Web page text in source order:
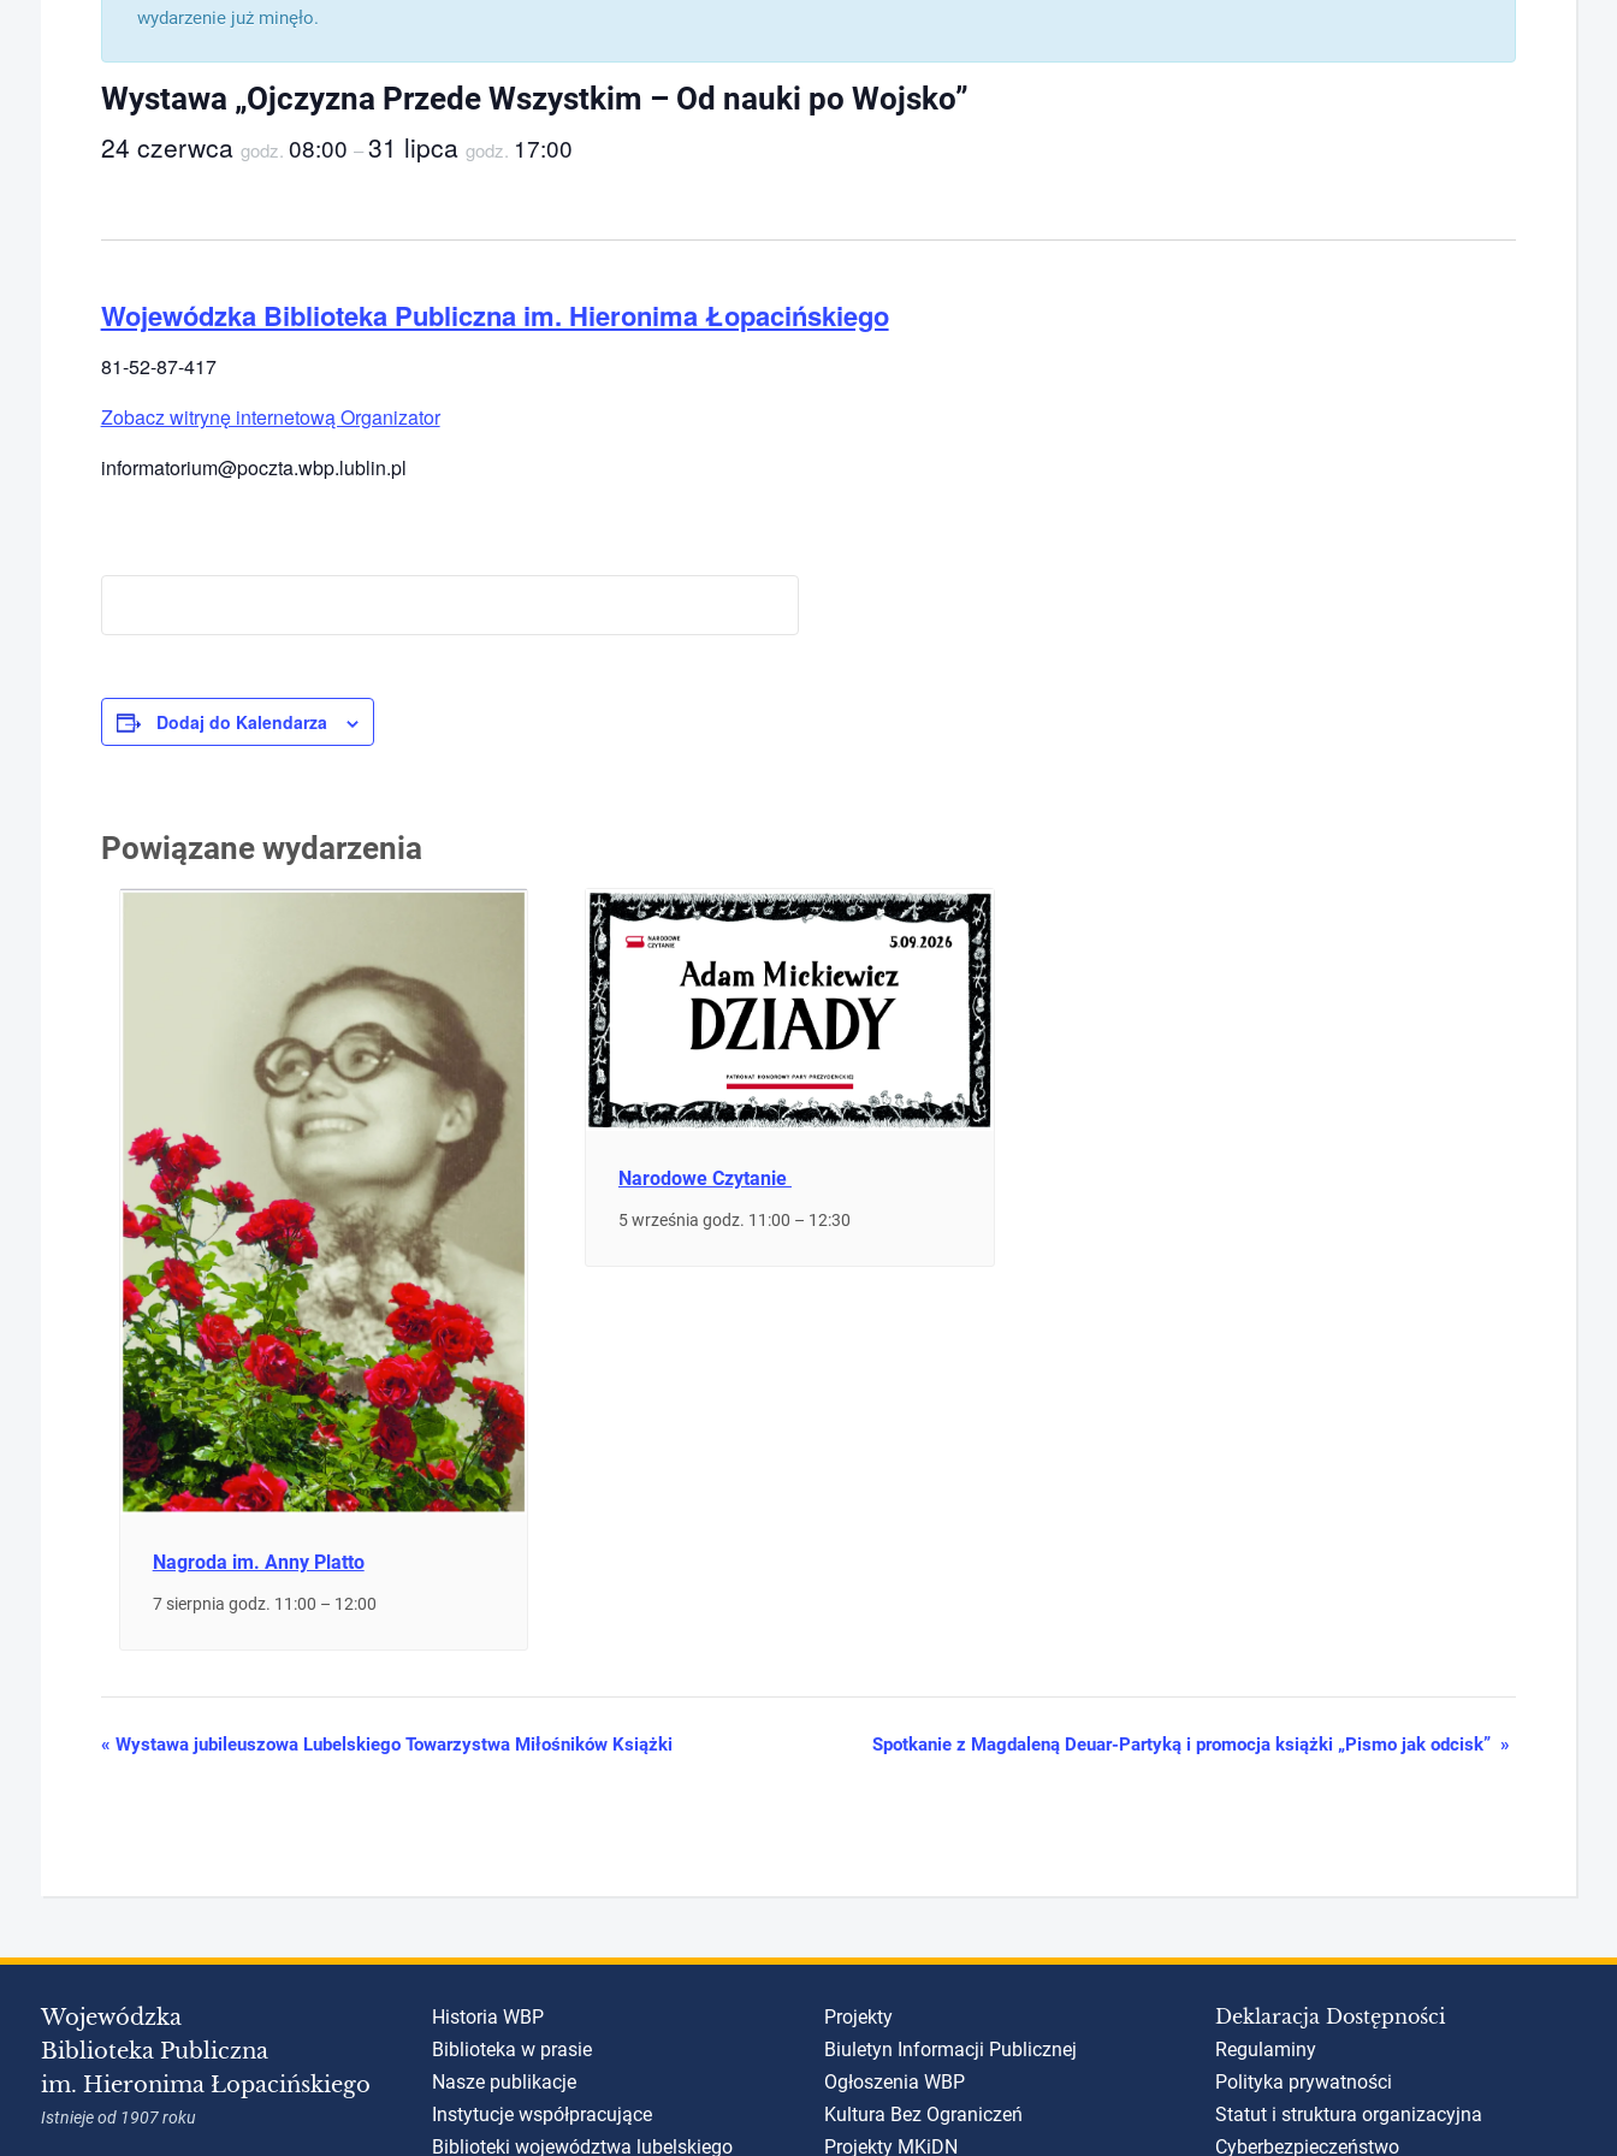
wydarzenie już minęło.
Wystawa „Ojczyzna Przede Wszystkim – Od nauki po Wojsko”
24 czerwca godz. 08:00 –31 lipca godz. 17:00
Wojewódzka Biblioteka Publiczna im. Hieronima Łopacińskiego
81-52-87-417
Zobacz witrynę internetową Organizator
informatorium@poczta.wbp.lublin.pl
Dodaj do Kalendarza
Powiązane wydarzenia
Nagroda im. Anny Platto
7 sierpnia godz. 11:00 – 12:00
Narodowe Czytanie
5 września godz. 11:00 – 12:30
« Wystawa jubileuszowa Lubelskiego Towarzystwa Miłośników Książki Spotkanie z Magdaleną Deuar-Partyką i promocja książki „Pismo jak odcisk”»
Wojewódzka
Biblioteka Publiczna
im. Hieronima Łopacińskiego
Istnieje od 1907 roku
Historia WBP
Biblioteka w prasie
Nasze publikacje
Instytucje współpracujące
Biblioteki województwa lubelskiego
Projekty
Biuletyn Informacji Publicznej
Ogłoszenia WBP
Kultura Bez Ograniczeń
Projekty MKiDN
Deklaracja Dostępności
Regulaminy
Polityka prywatności
Statut i struktura organizacyjna
Cyberbezpieczeństwo